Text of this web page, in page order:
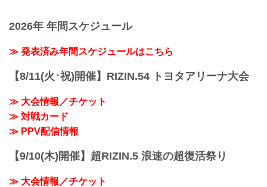
2026年 年間スケジュール
≫ 発表済み年間スケジュールはこちら
【8/11(火･祝)開催】RIZIN.54 トヨタアリーナ大会
≫ 大会情報／チケット
≫ 対戦カード
≫ PPV配信情報
【9/10(木)開催】超RIZIN.5 浪速の超復活祭り
≫ 大会情報／チケット